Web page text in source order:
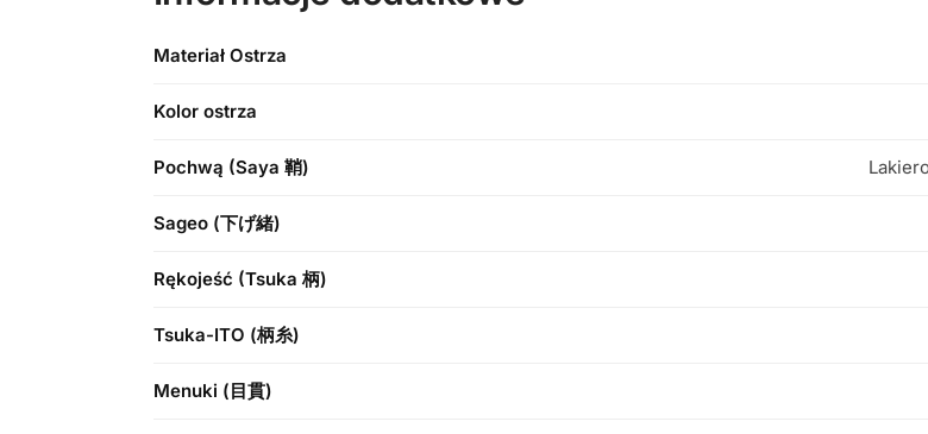
Materiał Ostrza
Kolor ostrza
Pochwą (Saya 鞘)
Sageo (下げ緒)
Rękojeść (Tsuka 柄)
Tsuka-ITO (柄糸)
Menuki (目貫)